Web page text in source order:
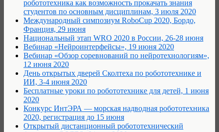
робототехника как возможность прокачать знания
студентов по основным дисциплинам, 3 июля 2020
Международный симпозиум RoboCup 2020, Бордо,
Франция, 29 июня
Национальный этап WRO 2020 в России, 26-28 июня
Вебинар «Нейроинтерфейсы», 19 июня 2020
Вебинар «Обзор соревнований по нейротехнологиям»,
12 июня 2020
День открытых дверей Сколтеха по робототехнике и
ИИ, 3-4 июня 2020
Бесплатные уроки по робототехнике для детей, 1 июня
2020
Конкурс ИнтЭРА — морская надводная робототехника
2020, регистрация до 15 июня
Открытый дистанционный робототехнический